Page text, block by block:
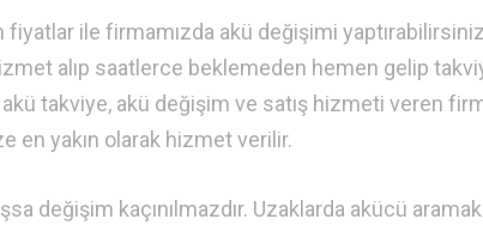
fiyatlar ile firmamızda akü değişimi
alıp saatlerce beklemeden hemen gelip
takviye, akü değişim ve satış hizmeti veren
en yakın olarak hizmet verilir.
değişim kaçınılmazdır. Uzaklarda akücü